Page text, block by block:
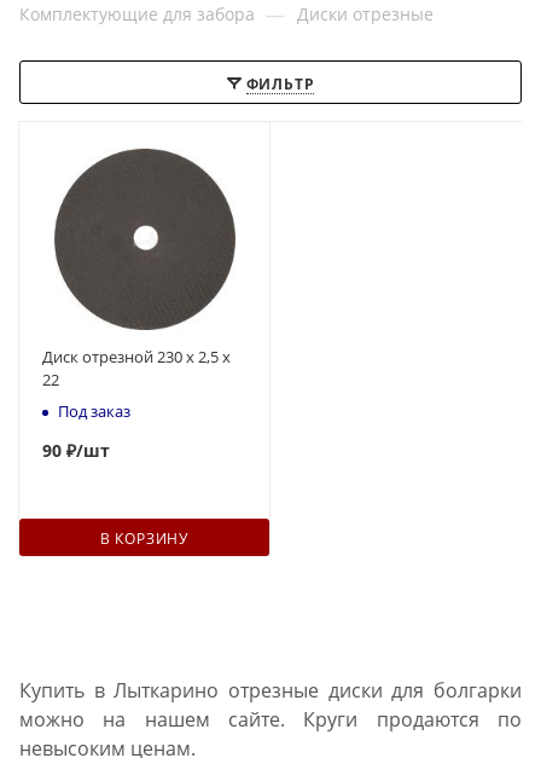
Комплектующие для забора — Диски отрезные
ФИЛЬТР
Диск отрезной 230 х 2,5 х
22
Под заказ
90 ₽/шт
В КОРЗИНУ
Купить в Лыткарино отрезные диски для болгарки
можно на нашем сайте. Круги продаются по
невысоким ценам.